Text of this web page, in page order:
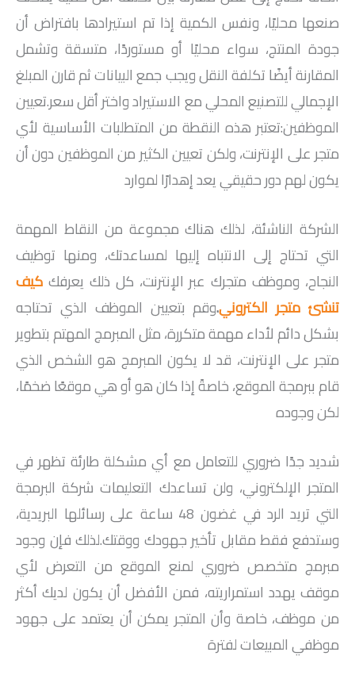
صنعها محليًا، ونفس الكمية إذا تم استيرادها بافتراض أن
جودة المنتج، سواء محليًا أو مستوردًا، متسقة وتشمل
المقارنة أيضًا تكلفة النقل ويجب جمع البيانات ثم قارن المبلغ
الإجمالي للتصنيع المحلي مع الاستيراد واختر أقل سعر.تعيين
الموظفين:تعتبر هذه النقطة من المتطلبات الأساسية لأي
متجر على الإنترنت، ولكن تعيين الكثير من الموظفين دون أن
يكون لهم دور حقيقي يعد إهدارًا لموارد
الشركة الناشئة، لذلك هناك مجموعة من النقاط المهمة
التي تحتاج إلى الانتباه إليها لمساعدتك، ومنها توظيف
النجاح، وموظف متجرك عبر الإنترنت، كل ذلك يعرفك كيف
تنشئ متجر الكتروني.وقم بتعيين الموظف الذي تحتاجه
بشكل دائم لأداء مهمة متكررة، مثل المبرمج المهتم بتطوير
متجر على الإنترنت، قد لا يكون المبرمج هو الشخص الذي
قام ببرمجة الموقع، خاصةً إذا كان هو أو هي موقعًا ضخمًا،
لكن وجوده
شديد جدًا ضروري للتعامل مع أي مشكلة طارئة تظهر في
المتجر الإلكتروني، ولن تساعدك التعليمات شركة البرمجة
التي تريد الرد في غضون 48 ساعة على رسائلها البريدية،
وستدفع فقط مقابل تأخير جهودك ووقتك.لذلك فإن وجود
مبرمج متخصص ضروري لمنع الموقع من التعرض لأي
موقف يهدد استمراريته، فمن الأفضل أن يكون لديك أكثر
من موظف، خاصة وأن المتجر يمكن أن يعتمد على جهود
موظفي المبيعات لفترة